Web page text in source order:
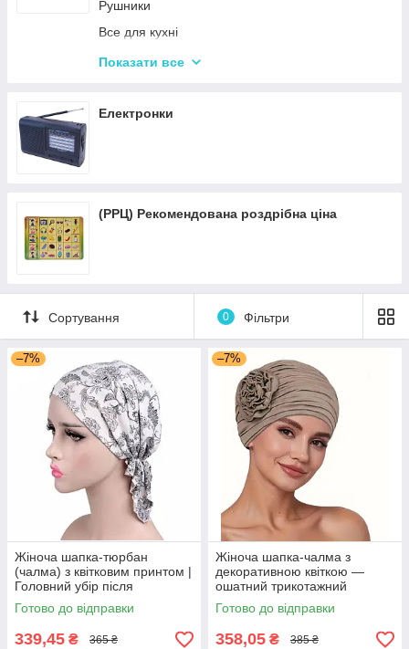
Повітряні змії
Рушники
Все для кухні
Подушки для спини
Показати все
Електронки
(РРЦ) Рекомендована роздрібна ціна
Сортування 0 Фільтри
–7%
Жіноча шапка-тюрбан
(чалма) з квітковим принтом |
Головний убір після
хіміотерапії, при алопеції |
Літня хустка на голову
Готово до відправки
339,45 ₴ 365 ₴
–7%
Жіноча шапка-чалма з
декоративною квіткою —
ошатний трикотажний
тюрбан, колір Кава з
молоком
Готово до відправки
358,05 ₴ 385 ₴